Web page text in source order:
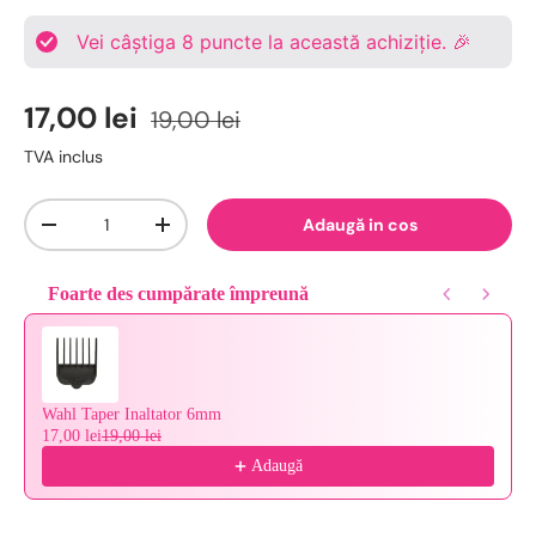
Vei câștiga 8 puncte la această achiziție. 🎉
17,00 lei 19,00 lei
TVA inclus
Cantitate
-
+ Adaugă in cos
Foarte des cumpărate împreună
Use the Previous and Next buttons to navigate through product
Wahl Taper Inaltator 6mm
17,00 lei19,00 lei
Adaugă